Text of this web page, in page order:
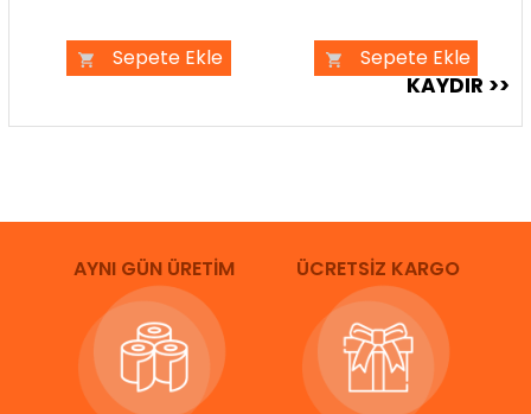
Sepete Ekle Sepete Ekle
AYNI GÜN ÜRETİM ÜCRETSİZ KARGO